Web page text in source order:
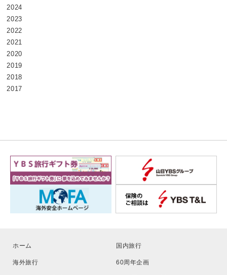
2024
2023
2022
2021
2020
2019
2018
2017
ホーム 国内旅行
海外旅行 60周年企画